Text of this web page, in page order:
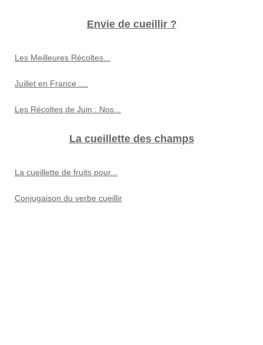
Envie de cueillir ?
Les Meilleures Récoltes...
Juillet en France :...
Les Récoltes de Juin : Nos...
La cueillette des champs
La cueillette de fruits pour...
Conjugaison du verbe cueillir